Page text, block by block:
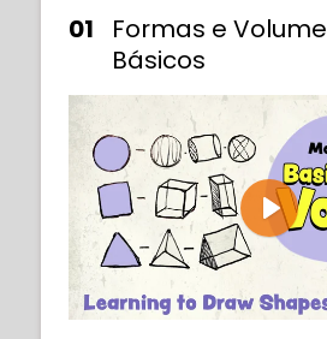
01
Formas e Volume
Básicos
Play